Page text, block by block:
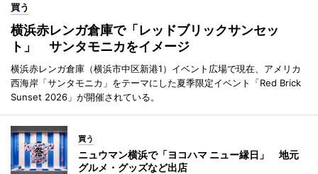
買う
横浜赤レンガ倉庫で「レッドブリックサンセッ
ト」 サンタモニカをイメージ
横浜赤レンガ倉庫（横浜市中区新港1）イベント広場で現在、アメリカ
西海岸「サンタモニカ」をテーマにした夏季限定イベント「Red Brick
Sunset 2026」が開催されている。
買う
ニュウマン横浜で「ヨコハマ ニュー縁日」 地元
グルメ・グッズなど出店